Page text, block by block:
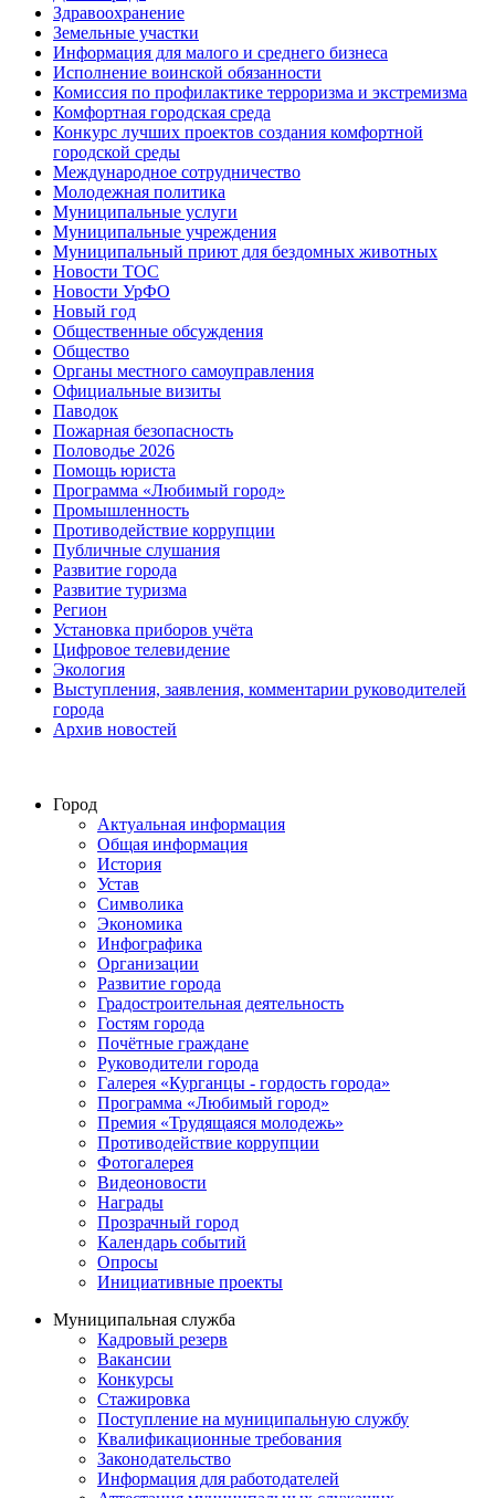
Здравоохранение
Земельные участки
Информация для малого и среднего бизнеса
Исполнение воинской обязанности
Комиссия по профилактике терроризма и экстремизма
Комфортная городская среда
Конкурс лучших проектов создания комфортной
городской среды
Международное сотрудничество
Молодежная политика
Муниципальные услуги
Муниципальные учреждения
Муниципальный приют для бездомных животных
Новости ТОС
Новости УрФО
Новый год
Общественные обсуждения
Общество
Органы местного самоуправления
Официальные визиты
Паводок
Пожарная безопасность
Половодье 2026
Помощь юриста
Программа «Любимый город»
Промышленность
Противодействие коррупции
Публичные слушания
Развитие города
Развитие туризма
Регион
Установка приборов учёта
Цифровое телевидение
Экология
Выступления, заявления, комментарии руководителей
города
Архив новостей
Город
Актуальная информация
Общая информация
История
Устав
Символика
Экономика
Инфографика
Организации
Развитие города
Градостроительная деятельность
Гостям города
Почётные граждане
Руководители города
Галерея «Курганцы - гордость города»
Программа «Любимый город»
Премия «Трудящаяся молодежь»
Противодействие коррупции
Фотогалерея
Видеоновости
Награды
Прозрачный город
Календарь событий
Опросы
Инициативные проекты
Муниципальная служба
Кадровый резерв
Вакансии
Конкурсы
Стажировка
Поступление на муниципальную службу
Квалификационные требования
Законодательство
Информация для работодателей